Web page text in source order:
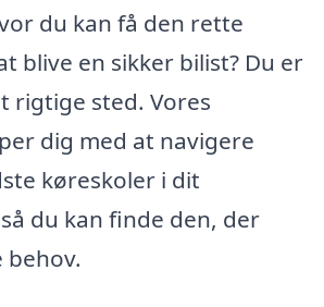
du kan få den rette
blive en sikker bilist? Du er
rigtige sted. Vores
dig med at navigere
køreskoler i dit
du kan finde den, der
behov.